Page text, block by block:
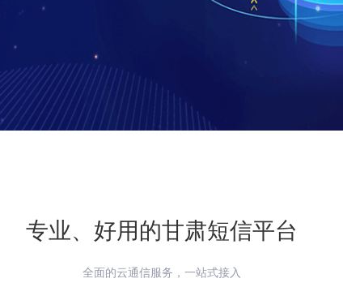
专业、好用的甘肃短信平台
全面的云通信服务，一站式接入